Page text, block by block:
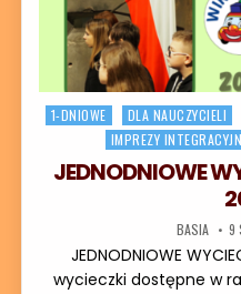
Posted in
1-DNIOWE DLA NAUCZYCIELI
IMPREZY
JEDNODNIOWE
AUTOR:
BASIA 9
JEDNODNIOWE
wycieczki dostępne w